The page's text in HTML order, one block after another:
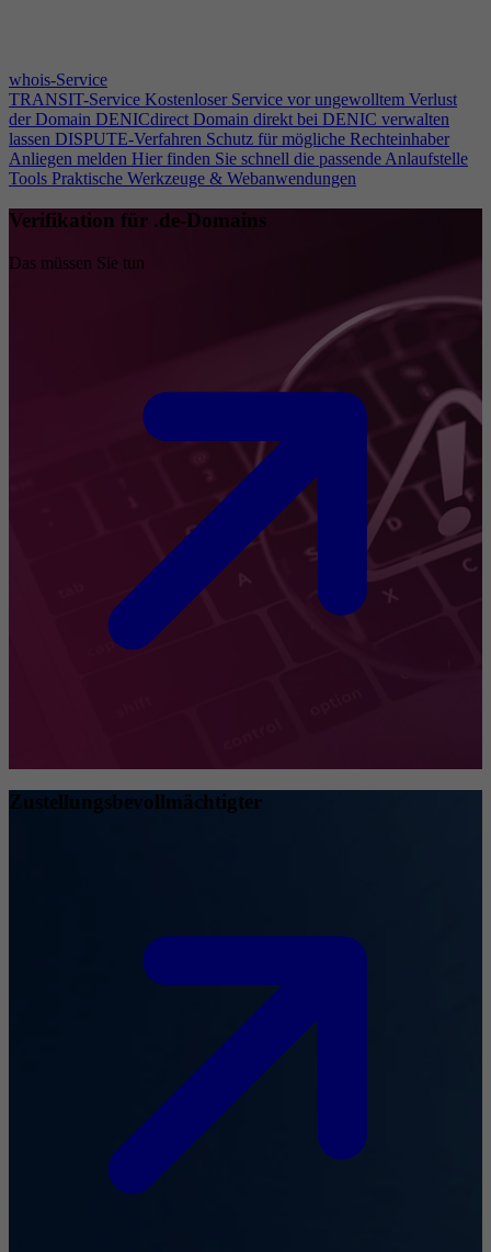
whois-Service
TRANSIT-Service Kostenloser Service vor ungewolltem Verlust
der Domain DENICdirect Domain direkt bei DENIC verwalten
lassen DISPUTE-Verfahren Schutz für mögliche Rechteinhaber
Anliegen melden Hier finden Sie schnell die passende Anlaufstelle
Tools Praktische Werkzeuge & Webanwendungen
Verifikation für .de-Domains
Das müssen Sie tun
Zustellungsbevollmächtigter